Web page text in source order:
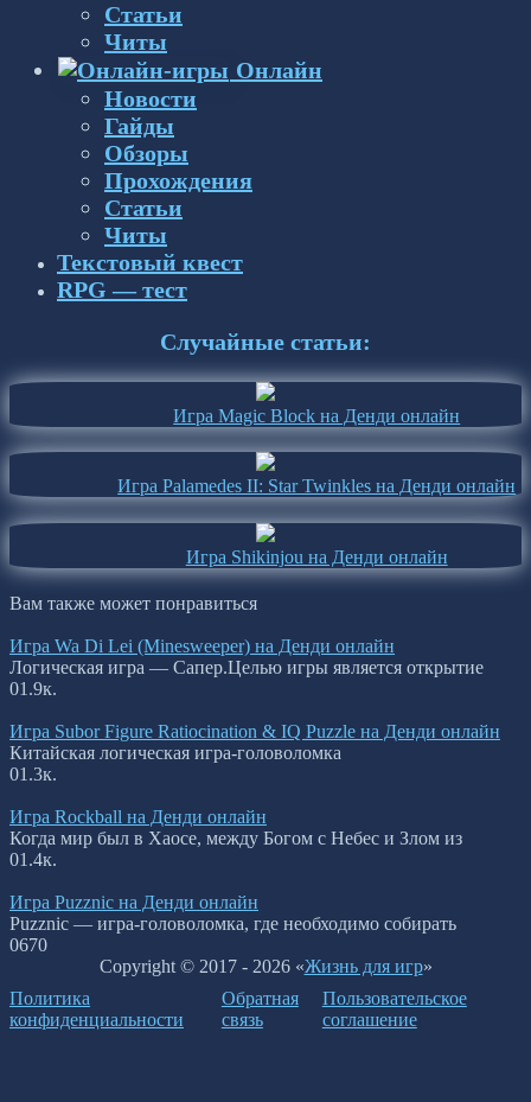
Статьи
Читы
Онлайн
Новости
Гайды
Обзоры
Прохождения
Статьи
Читы
Текстовый квест
RPG — тест
Случайные статьи:
Игра Magic Block на Денди онлайн
Игра Palamedes II: Star Twinkles на Денди онлайн
Игра Shikinjou на Денди онлайн
Вам также может понравиться
Игра Wa Di Lei (Minesweeper) на Денди онлайн
Логическая игра — Сапер.Целью игры является открытие
01.9к.
Игра Subor Figure Ratiocination & IQ Puzzle на Денди онлайн
Китайская логическая игра-головоломка
01.3к.
Игра Rockball на Денди онлайн
Когда мир был в Хаосе, между Богом с Небес и Злом из
01.4к.
Игра Puzznic на Денди онлайн
Puzznic — игра-головоломка, где необходимо собирать
0670
Copyright © 2017 - 2026 «Жизнь для игр»
Политика
конфиденциальности
Обратная
связь
Пользовательское
соглашение